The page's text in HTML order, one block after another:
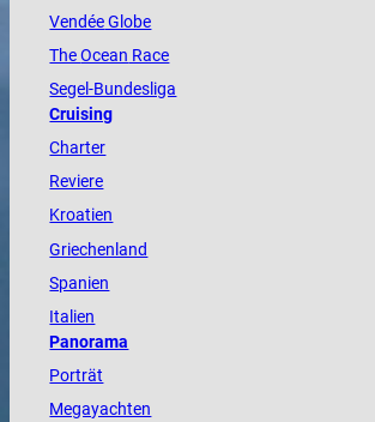
VendéeGlobe
TheOcean Race
Segel-Bundesliga
Cruising
Charter
Reviere
Kroatien
Griechenland
Spanien
Italien
Panorama
Porträt
Megayachten